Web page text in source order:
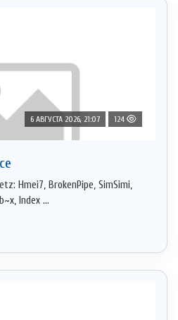
6 АВГУСТА 2026, 21:07 124
Hmei7, BrokenPipe, SimSimi,
Index ...